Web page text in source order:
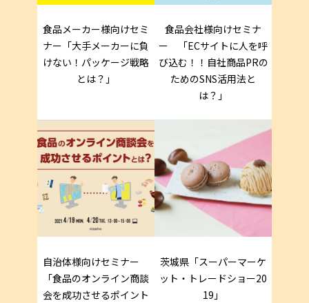
食品メーカー様向けセミ
ナー「大手メーカーに負
けない！パッケージ戦略
とは？」
食品会社様向けセミナ
ー 「ECサイトに人を呼
び込む！！自社商品PRの
ためのSNS活用法と
は？」
自治体様向けセミナー
「食品のオンライン商談
会を成功させるポイント
茨城県「スーパーマーケ
ット・トレードショー20
19」